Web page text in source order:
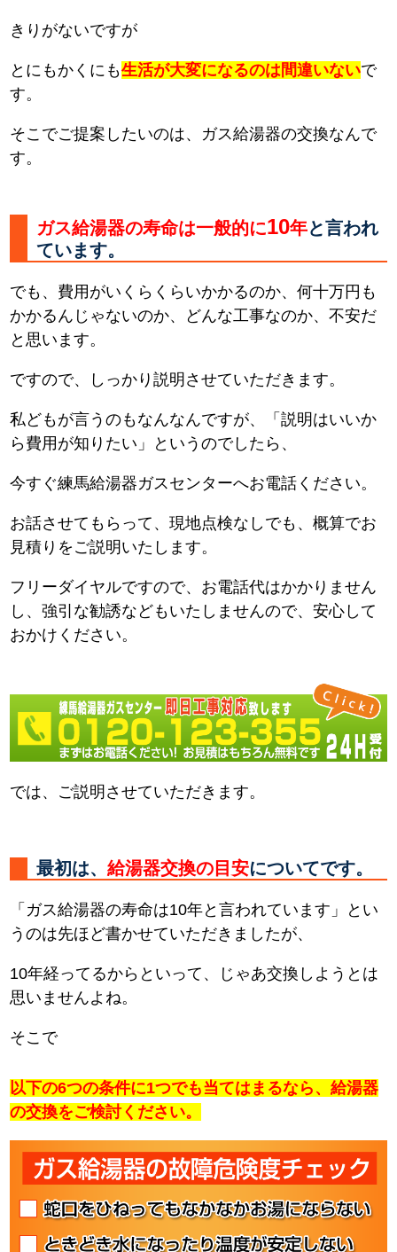
きりがないですが
とにもかくにも生活が大変になるのは間違いないで
す。
そこでご提案したいのは、ガス給湯器の交換なんで
す。
ガス給湯器の寿命は一般的に10年と言われ
ています。
でも、費用がいくらくらいかかるのか、何十万円も
かかるんじゃないのか、どんな工事なのか、不安だ
と思います。
ですので、しっかり説明させていただきます。
私どもが言うのもなんなんですが、「説明はいいか
ら費用が知りたい」というのでしたら、
今すぐ練馬給湯器ガスセンターへお電話ください。
お話させてもらって、現地点検なしでも、概算でお
見積りをご説明いたします。
フリーダイヤルですので、お電話代はかかりません
し、強引な勧誘などもいたしませんので、安心して
おかけください。
では、ご説明させていただきます。
最初は、給湯器交換の目安についてです。
「ガス給湯器の寿命は10年と言われています」とい
うのは先ほど書かせていただきましたが、
10年経ってるからといって、じゃあ交換しようとは
思いませんよね。
そこで
以下の6つの条件に1つでも当てはまるなら、給湯器
の交換をご検討ください。